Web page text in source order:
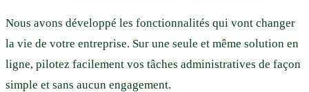
Nous avons développé les fonctionnalités qui vont changer
la vie de votre entreprise. Sur une seule et même solution en
ligne, pilotez facilement vos tâches administratives de façon
simple et sans aucun engagement.